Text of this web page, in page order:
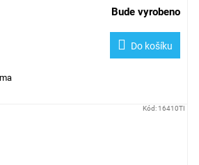
Bude vyrobeno
Do košíku
Kód: 16410TI